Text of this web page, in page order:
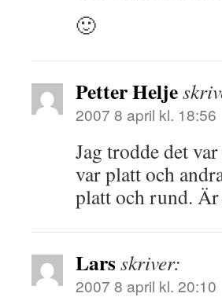
🙂
Petter Helje
2007 8 april kl. 18:56
Jag trodde det
var platt och
platt och rund. Är
Larsskriver:
2007 8 april kl. 20:10